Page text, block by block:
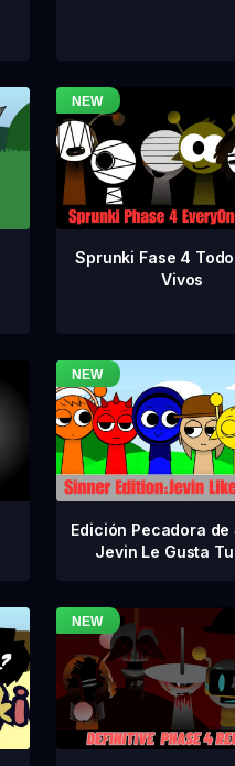
Sprunki Fase 4
Vivos
Edición Pecadora de
Jevin Le Gusta